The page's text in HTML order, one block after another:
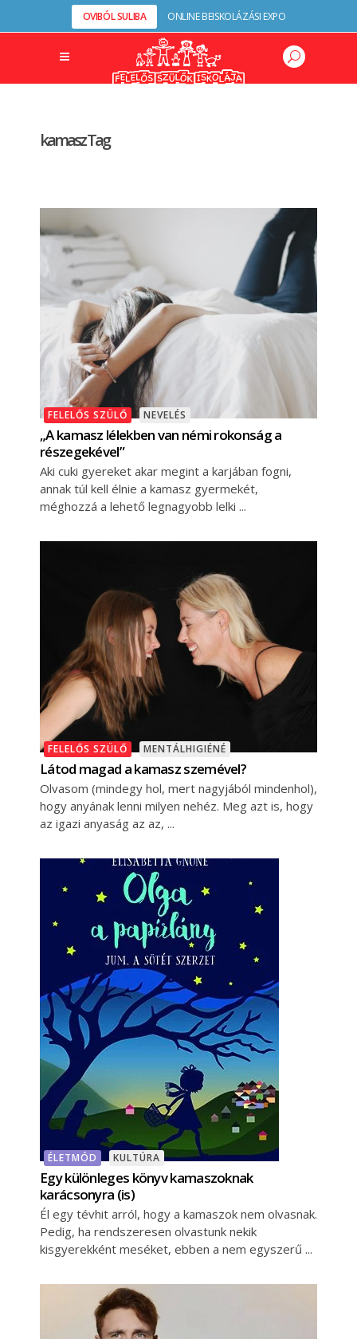
OVIBÓL SULIBA ONLINE BEISKOLÁZÁSI EXPO
kamasz Tag
FELELŐS SZÜLŐ NEVELÉS
„A kamasz lélekben van némi rokonság a
részegekével”
Aki cuki gyereket akar megint a karjában fogni,
annak túl kell élnie a kamasz gyermekét,
méghozzá a lehető legnagyobb lelki
FELELŐS SZÜLŐ MENTÁLHIGIÉNÉ
Látod magad a kamasz szemével?
Olvasom (mindegy hol, mert nagyjából mindenhol),
hogy anyának lenni milyen nehéz. Meg azt is, hogy
az igazi anyaság az az,
ÉLETMÓD KULTÚRA
Egy különleges könyv kamaszoknak
karácsonyra (is)
Él egy tévhit arról, hogy a kamaszok nem olvasnak.
Pedig, ha rendszeresen olvastunk nekik
kisgyerekként meséket, ebben a nem egyszerű